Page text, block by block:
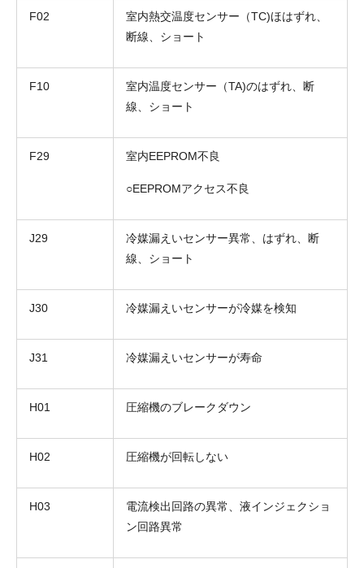
F02
室内熱交温度センサー（TC)ほはずれ、
断線、ショート
F10
室内温度センサー（TA)のはずれ、断
線、ショート
F29 室内EEPROM不良
○EEPROMアクセス不良
J29
冷媒漏えいセンサー異常、はずれ、断
線、ショート
J30 冷媒漏えいセンサーが冷媒を検知
J31 冷媒漏えいセンサーが寿命
H01 圧縮機のブレークダウン
H02 圧縮機が回転しない
H03
電流検出回路の異常、液インジェクショ
ン回路異常